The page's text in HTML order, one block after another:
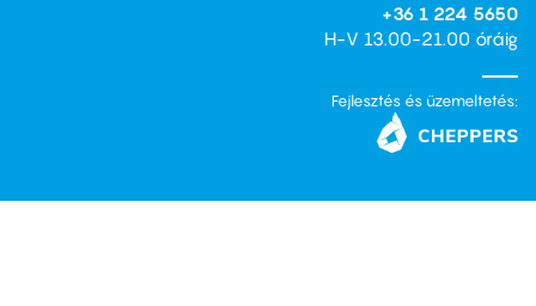
+36 1 224 5650
H-V 13.00-21.00 óráig
Fejlesztés és üzemeltetés: